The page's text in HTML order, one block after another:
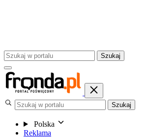
Szukaj
Szukaj
Polska
Reklama